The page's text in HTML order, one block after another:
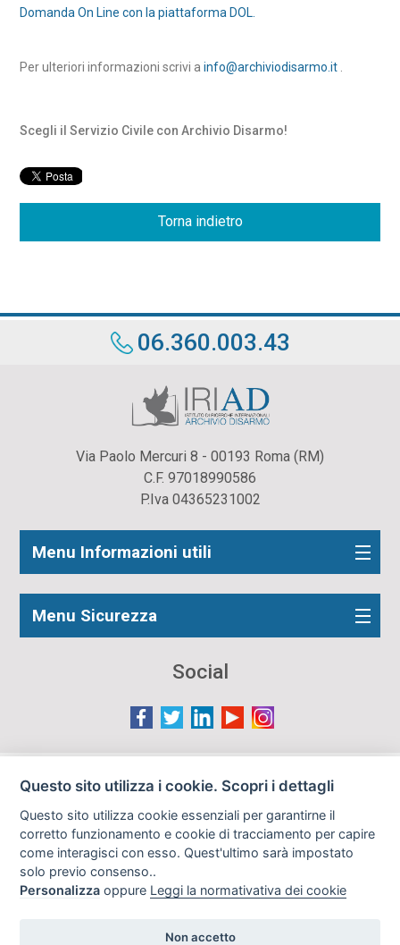
Domanda On Line con la piattaforma DOL.
Per ulteriori informazioni scrivi ainfo@archiviodisarmo.it
Scegli il Servizio Civile con Archivio Disarmo!
Torna indietro
06.360.003.43
Via Paolo Mercuri 8 - 00193 Roma (RM)
C.F. 97018990586
P.Iva 04365231002
Menu Informazioni utili
Menu Sicurezza
Social
Le immagini presenti nel sito sono in parte reperite da
gli autori o i soggetti ritratti fossero contrari al loro utilizzo
in questa sede, l'Istituto, ove opportuno, provvederà a
rimuoverle previa richiesta all'indirizzo email:
info@archiviodisarmo.it
Questo sito utilizza i cookie. Scopri i dettagli
Questo sito utilizza cookie essenziali per garantirne il
corretto funzionamento e cookie di tracciamento per capire
come interagisci con esso. Quest'ultimo sarà impostato
solo previo consenso..
Personalizza oppure Leggi la normativativa dei cookie
Non accetto